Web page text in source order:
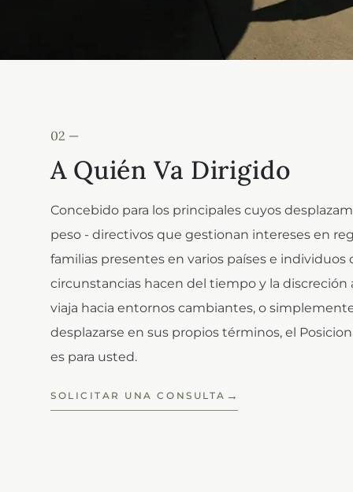
02 —
A Quién Va Dirigido
Concebido para los principales cuyos
peso - directivos que gestionan intereses en
familias presentes en varios países e individuos
circunstancias hacen del tiempo y la discreción
viaja hacia entornos cambiantes, o
desplazarse en sus propios términos, el
es para usted.
SOLICITAR UNA CONSULTA